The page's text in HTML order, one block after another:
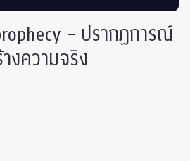
– ปรากฏการณ์
งความจริง